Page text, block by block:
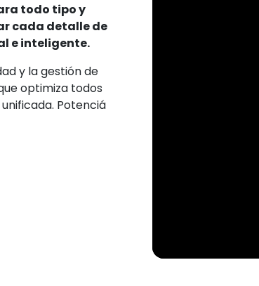
todo tipo y
cada detalle de
e inteligente.
y la gestión de
optimiza todos
Potenciá